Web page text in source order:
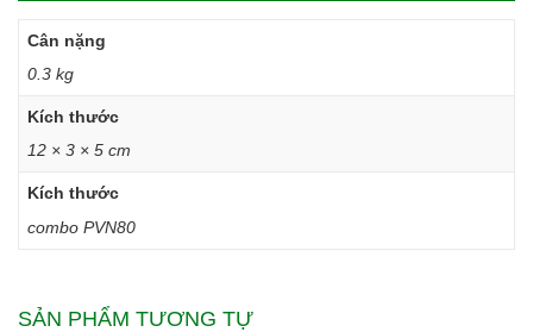
Cân nặng
0.3 kg
Kích thước
12 × 3 × 5 cm
Kích thước
combo PVN80
SẢN PHẨM TƯƠNG TỰ